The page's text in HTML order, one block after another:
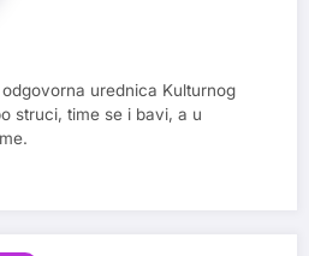
urednica Kulturnog
struci, time se i bavi, a u